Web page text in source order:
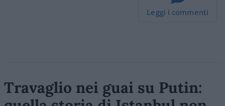
Leggi i commenti
Travaglio nei guai su Putin: